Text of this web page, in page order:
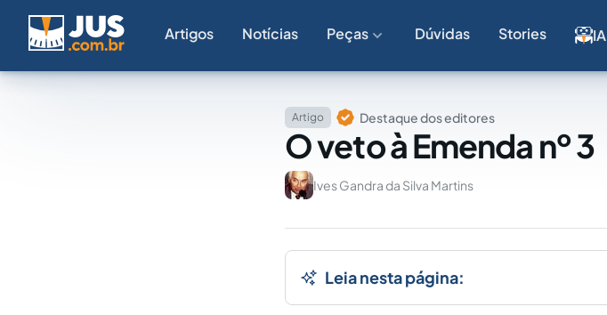
Artigos Notícias Peças Dúvidas Stories IA
Artigo Destaque dos editores
O veto à Emenda nº 3
Ives Gandra da Silva Martins
Leia nesta página: